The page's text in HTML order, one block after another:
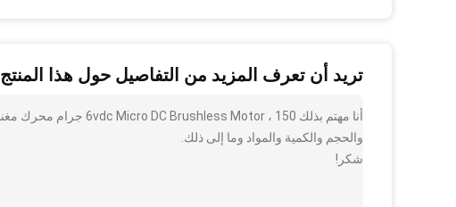
تريد أن تعرف المزيد من التفاصيل حول هذا المنتج
والحجم والكمية والمواد وما إلى ذلك.
شكر!